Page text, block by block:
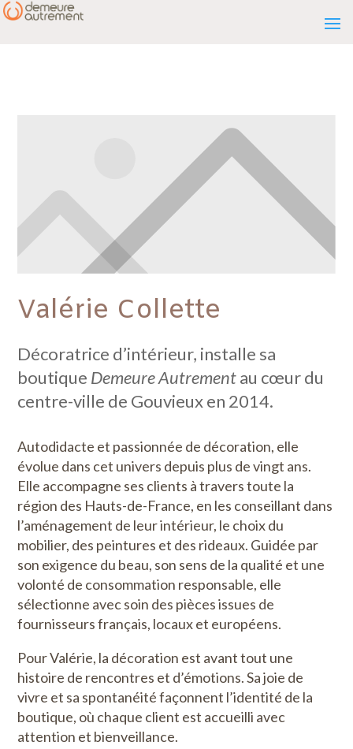
Valérie Collette
Décoratrice d’intérieur, installe sa
boutique Demeure Autrementau cœur du
centre-ville de Gouvieux en 2014.
Autodidacte et passionnée de décoration, elle
évolue dans cet univers depuis plus de vingt ans.
Elle accompagne ses clients à travers toute la
région des Hauts-de-France, en les conseillant dans
l’aménagement de leur intérieur, le choix du
mobilier, des peintures et des rideaux. Guidée par
son exigence du beau, son sens de la qualité et une
volonté de consommation responsable, elle
sélectionne avec soin des pièces issues de
fournisseurs français, locaux et européens.
Pour Valérie, la décoration est avant tout une
histoire de rencontres et d’émotions. Sa joie de
vivre et sa spontanéité façonnent l’identité de la
boutique, où chaque client est accueilli avec
attention et bienveillance.